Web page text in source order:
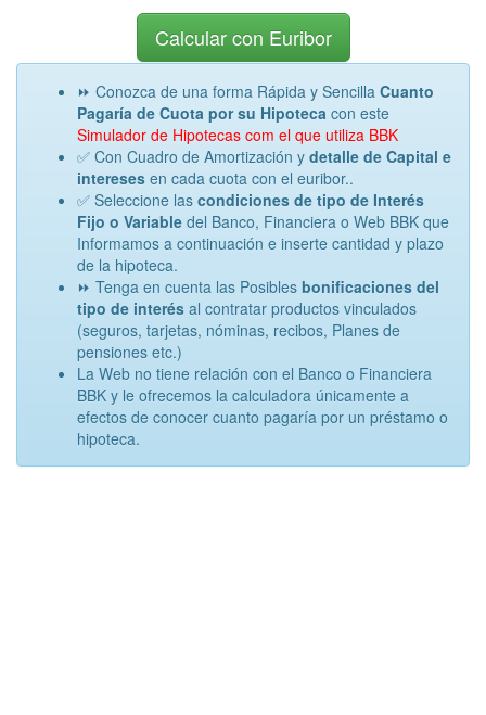
Calcular con Euribor
⏩ Conozca de una forma Rápida y Sencilla Cuanto
Pagaría de Cuota por su Hipoteca con este
Simulador de Hipotecas com el que utiliza BBK
✅ Con Cuadro de Amortización y detalle de Capital e
intereses en cada cuota con el euribor..
✅ Seleccione las condiciones de tipo de Interés
Fijo o Variable del Banco, Financiera o Web BBK que
Informamos a continuación e inserte cantidad y plazo
de la hipoteca.
⏩ Tenga en cuenta las Posibles bonificaciones del
tipo de interés al contratar productos vinculados
(seguros, tarjetas, nóminas, recibos, Planes de
pensiones etc.)
La Web no tiene relación con el Banco o Financiera
BBK y le ofrecemos la calculadora únicamente a
efectos de conocer cuanto pagaría por un préstamo o
hipoteca.